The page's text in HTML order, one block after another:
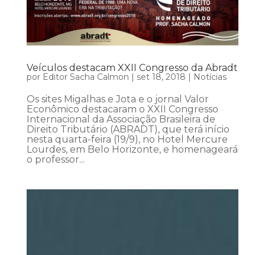
Veículos destacam XXII Congresso da Abradt
por Editor Sacha Calmon | set 18, 2018 | Notícias
Os sites Migalhas e Jota e o jornal Valor
Econômico destacaram o XXII Congresso
Internacional da Associação Brasileira de
Direito Tributário (ABRADT), que terá início
nesta quarta-feira (19/9), no Hotel Mercure
Lourdes, em Belo Horizonte, e homenageará
o professor...